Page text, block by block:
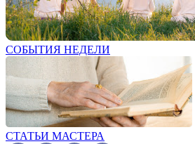
СОБЫТИЯ НЕДЕЛИ
СТАТЬИ МАСТЕРА